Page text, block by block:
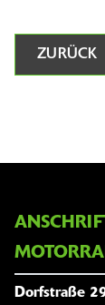
ZURÜCK
Dorfstraße